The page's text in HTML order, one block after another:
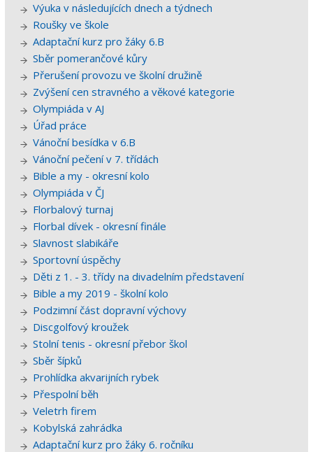
Výuka v následujících dnech a týdnech
Roušky ve škole
Adaptační kurz pro žáky 6.B
Sběr pomerančové kůry
Přerušení provozu ve školní družině
Zvýšení cen stravného a věkové kategorie
Olympiáda v AJ
Úřad práce
Vánoční besídka v 6.B
Vánoční pečení v 7. třídách
Bible a my - okresní kolo
Olympiáda v ČJ
Florbalový turnaj
Florbal dívek - okresní finále
Slavnost slabikáře
Sportovní úspěchy
Děti z 1. - 3. třídy na divadelním představení
Bible a my 2019 - školní kolo
Podzimní část dopravní výchovy
Discgolfový kroužek
Stolní tenis - okresní přebor škol
Sběr šípků
Prohlídka akvarijních rybek
Přespolní běh
Veletrh firem
Kobylská zahrádka
Adaptační kurz pro žáky 6. ročníku